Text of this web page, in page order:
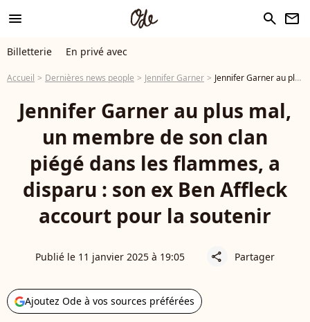
menu search newsletter
Billetterie En privé avec
Accueil Dernières news people Jennifer Garner Jennifer Garner au plus mal, un membre de son clan piégé dans les flammes, a disparu : son ex Ben Affleck accourt pour la soutenir
Jennifer Garner au plus mal,
un membre de son clan
piégé dans les flammes, a
disparu : son ex Ben Affleck
accourt pour la soutenir
Publié le 11 janvier 2025 à 19:05 share Partager
Ajoutez Ode à vos sources préférées